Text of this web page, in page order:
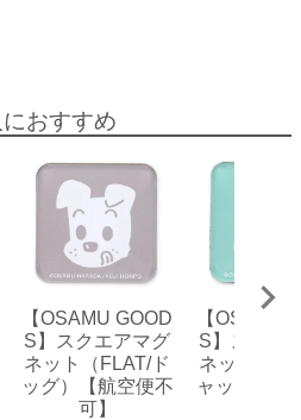
おすすめ
【OSAMU GOOD
S】スクエアマグ
ネット（FLAT/ド
ッグ）【航空便不
可】
【OSAMU
S】スクエ
ネット（
ャック）【